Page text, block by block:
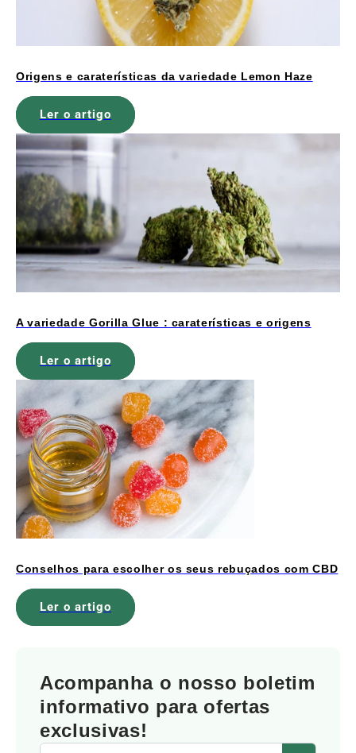
Origens e caraterísticas da variedade Lemon Haze
Ler o artigo
A variedade Gorilla Glue : caraterísticas e origens
Ler o artigo
Conselhos para escolher os seus rebuçados com CBD
Ler o artigo
Acompanha o nosso boletim
informativo para ofertas
exclusivas!